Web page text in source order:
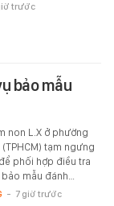
trước
bảo mẫu
non L.X ở phường
tạm ngưng
phối hợp điều tra
mẫu đánh…
- 7 giờ trước